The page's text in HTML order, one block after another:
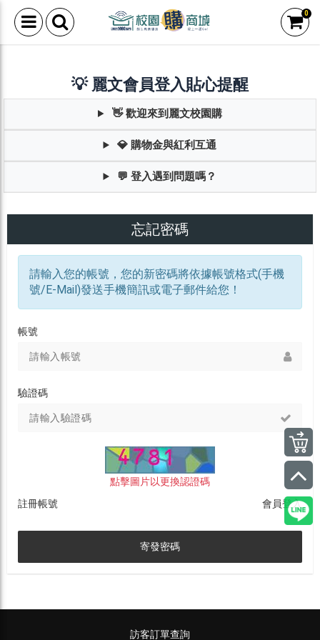
0
💡 麗文會員登入貼心提醒
👋 歡迎來到麗文校園購
💎 購物金與紅利互通
💬 登入遇到問題嗎？
忘記密碼
請輸入您的帳號，您的新密碼將依據帳號格式(手機
號/E-Mail)發送手機簡訊或電子郵件給您！
帳號
驗證碼
點擊圖片以更換認證碼
註冊帳號 會員登入
寄發密碼
訪客訂單查詢